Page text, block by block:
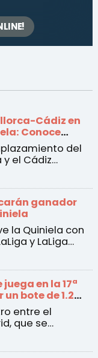
Cádiz en
Conoce
del
el Cádiz
ganador
la Quiniela con
y LaLiga
juega en la 17ª
bote de 1.2
entre el
que se